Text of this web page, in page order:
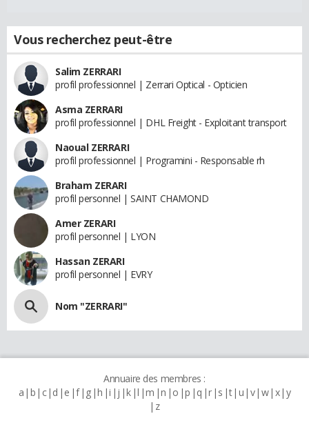
Vous recherchez peut-être
Salim ZERRARI
profil professionnel | Zerrari Optical - Opticien
Asma ZERRARI
profil professionnel | DHL Freight - Exploitant transport
Naoual ZERRARI
profil professionnel | Programini - Responsable rh
Braham ZERARI
profil personnel | SAINT CHAMOND
Amer ZERARI
profil personnel | LYON
Hassan ZERARI
profil personnel | EVRY
Nom "ZERRARI"
Annuaire des membres :
a b c d e f g h i j k l m n o p q r s t u v w x y
z